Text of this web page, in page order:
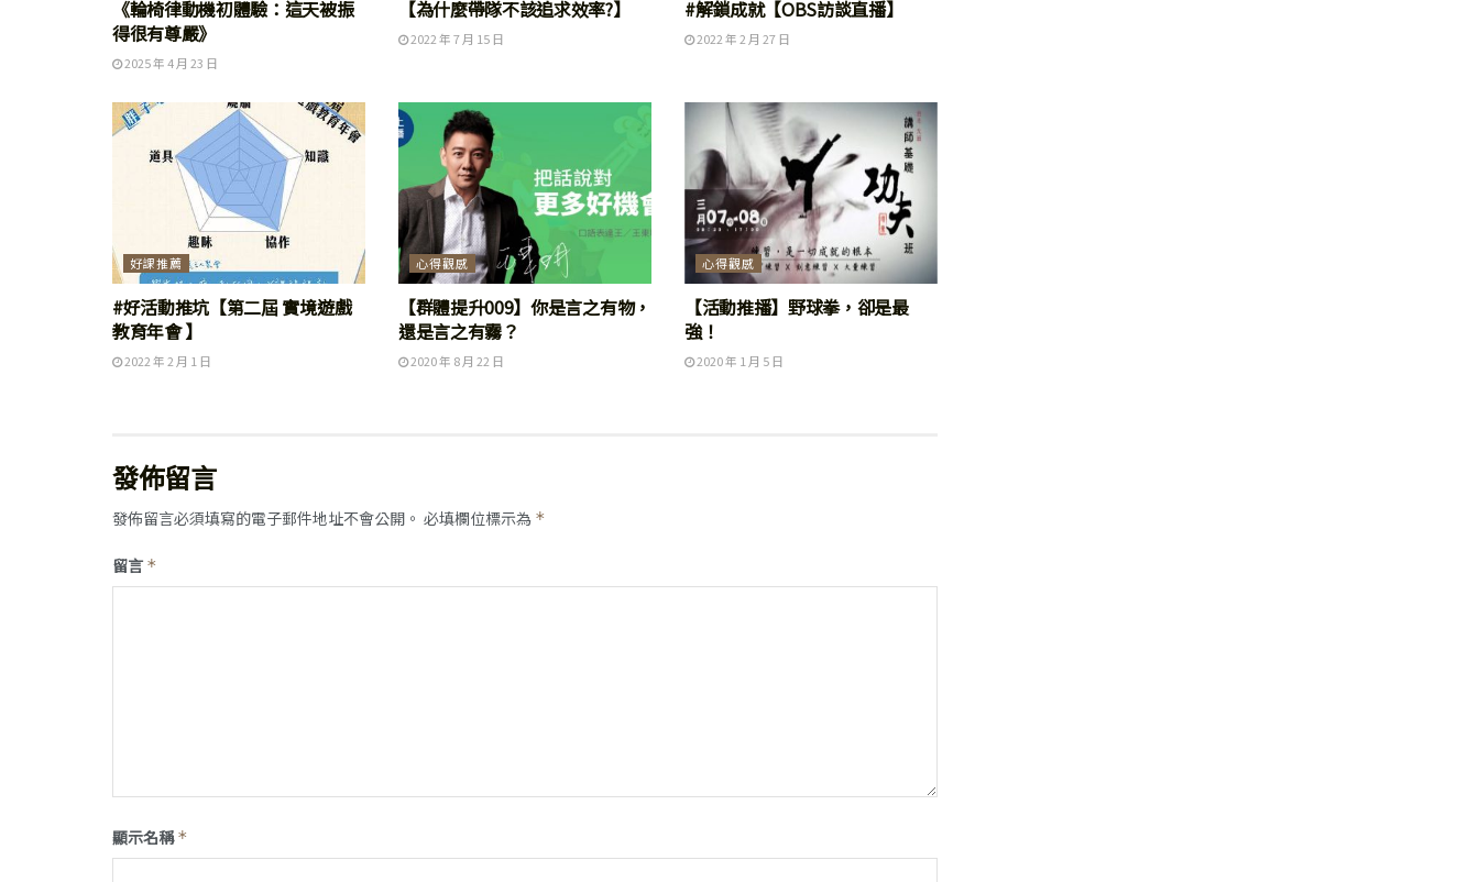
《輪椅律動機初體驗：這天被振
得很有尊嚴》
2025 年 4 月 23 日
【為什麼帶隊不該追求效率?】
2022 年 7 月 15 日
#解鎖成就【OBS訪談直播】
2022 年 2 月 27 日
好課推薦
#好活動推坑【第二屆 實境遊戲
教育年會 】
2022 年 2 月 1 日
心得觀感
【群體提升009】你是言之有物，
還是言之有霧？
2020 年 8 月 22 日
心得觀感
【活動推播】野球拳，卻是最
強！
2020 年 1 月 5 日
發佈留言
發佈留言必須填寫的電子郵件地址不會公開。 必填欄位標示為 *
留言 *
顯示名稱*